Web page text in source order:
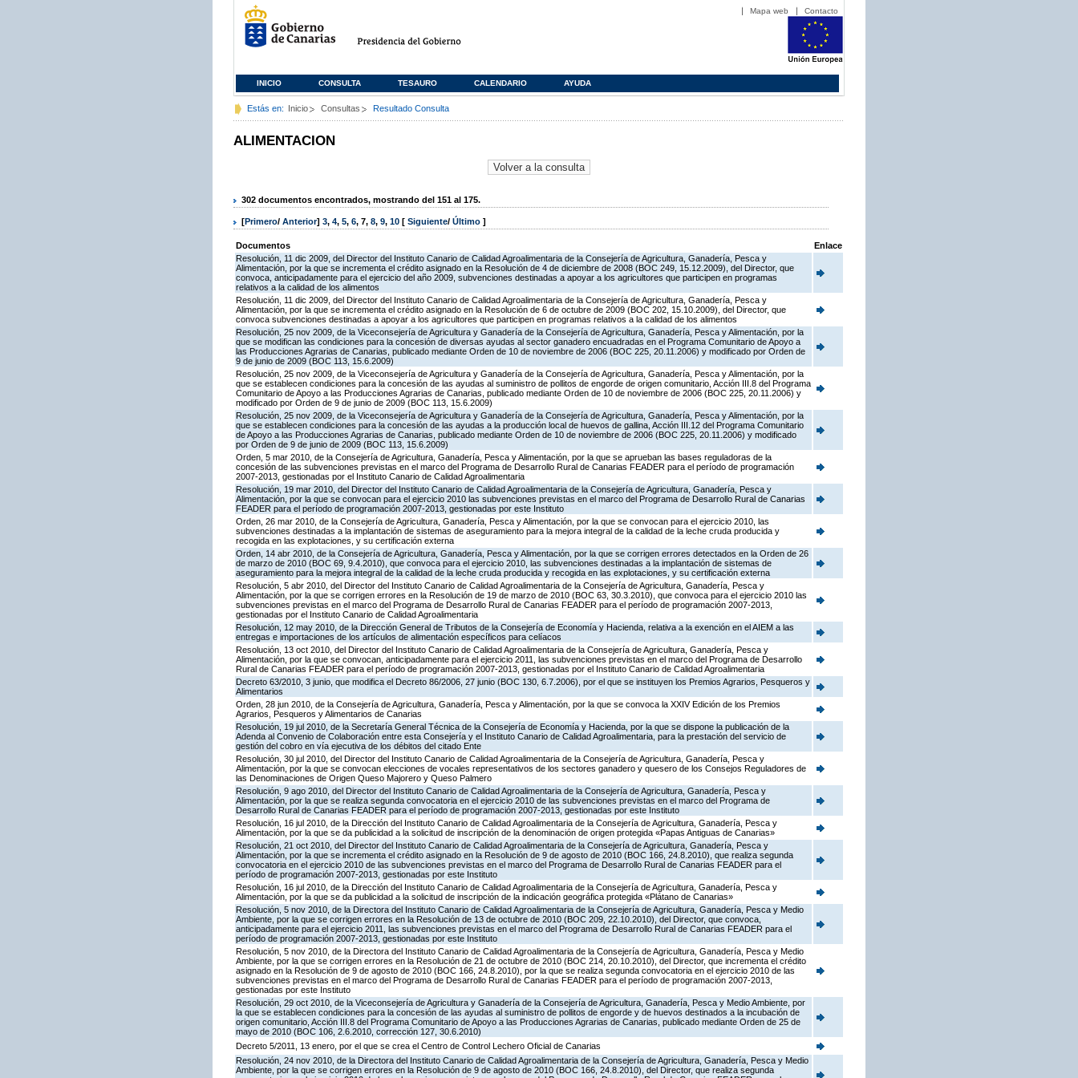
Mapa web Contacto
INICIO CONSULTA TESAURO CALENDARIO AYUDA
Estás en: Inicio Consultas Resultado Consulta
ALIMENTACION
302 documentos encontrados, mostrando del 151 al 175.
[Primero/ Anterior] 3, 4, 5, 6, 7, 8, 9, 10 [ Siguiente/ Último ]
Documentos
Enlace
Resolución, 11 dic 2009, del Director del Instituto Canario de Calidad Agroalimentaria de la Consejería de Agricultura, Ganadería, Pesca y
Alimentación, por la que se incrementa el crédito asignado en la Resolución de 4 de diciembre de 2008 (BOC 249, 15.12.2009), del Director, que
convoca, anticipadamente para el ejercicio del año 2009, subvenciones destinadas a apoyar a los agricultores que participen en programas
relativos a la calidad de los alimentos
Resolución, 11 dic 2009, del Director del Instituto Canario de Calidad Agroalimentaria de la Consejería de Agricultura, Ganadería, Pesca y
Alimentación, por la que se incrementa el crédito asignado en la Resolución de 6 de octubre de 2009 (BOC 202, 15.10.2009), del Director, que
convoca subvenciones destinadas a apoyar a los agricultores que participen en programas relativos a la calidad de los alimentos
Resolución, 25 nov 2009, de la Viceconsejería de Agricultura y Ganadería de la Consejería de Agricultura, Ganadería, Pesca y Alimentación, por la
que se modifican las condiciones para la concesión de diversas ayudas al sector ganadero encuadradas en el Programa Comunitario de Apoyo a
las Producciones Agrarias de Canarias, publicado mediante Orden de 10 de noviembre de 2006 (BOC 225, 20.11.2006) y modificado por Orden de
9 de junio de 2009 (BOC 113, 15.6.2009)
Resolución, 25 nov 2009, de la Viceconsejería de Agricultura y Ganadería de la Consejería de Agricultura, Ganadería, Pesca y Alimentación, por la
que se establecen condiciones para la concesión de las ayudas al suministro de pollitos de engorde de origen comunitario, Acción III.8 del Programa
Comunitario de Apoyo a las Producciones Agrarias de Canarias, publicado mediante Orden de 10 de noviembre de 2006 (BOC 225, 20.11.2006) y
modificado por Orden de 9 de junio de 2009 (BOC 113, 15.6.2009)
Resolución, 25 nov 2009, de la Viceconsejería de Agricultura y Ganadería de la Consejería de Agricultura, Ganadería, Pesca y Alimentación, por la
que se establecen condiciones para la concesión de las ayudas a la producción local de huevos de gallina, Acción III.12 del Programa Comunitario
de Apoyo a las Producciones Agrarias de Canarias, publicado mediante Orden de 10 de noviembre de 2006 (BOC 225, 20.11.2006) y modificado
por Orden de 9 de junio de 2009 (BOC 113, 15.6.2009)
Orden, 5 mar 2010, de la Consejería de Agricultura, Ganadería, Pesca y Alimentación, por la que se aprueban las bases reguladoras de la
concesión de las subvenciones previstas en el marco del Programa de Desarrollo Rural de Canarias FEADER para el período de programación
2007-2013, gestionadas por el Instituto Canario de Calidad Agroalimentaria
Resolución, 19 mar 2010, del Director del Instituto Canario de Calidad Agroalimentaria de la Consejería de Agricultura, Ganadería, Pesca y
Alimentación, por la que se convocan para el ejercicio 2010 las subvenciones previstas en el marco del Programa de Desarrollo Rural de Canarias
FEADER para el período de programación 2007-2013, gestionadas por este Instituto
Orden, 26 mar 2010, de la Consejería de Agricultura, Ganadería, Pesca y Alimentación, por la que se convocan para el ejercicio 2010, las
subvenciones destinadas a la implantación de sistemas de aseguramiento para la mejora integral de la calidad de la leche cruda producida y
recogida en las explotaciones, y su certificación externa
Orden, 14 abr 2010, de la Consejería de Agricultura, Ganadería, Pesca y Alimentación, por la que se corrigen errores detectados en la Orden de 26
de marzo de 2010 (BOC 69, 9.4.2010), que convoca para el ejercicio 2010, las subvenciones destinadas a la implantación de sistemas de
aseguramiento para la mejora integral de la calidad de la leche cruda producida y recogida en las explotaciones, y su certificación externa
Resolución, 5 abr 2010, del Director del Instituto Canario de Calidad Agroalimentaria de la Consejería de Agricultura, Ganadería, Pesca y
Alimentación, por la que se corrigen errores en la Resolución de 19 de marzo de 2010 (BOC 63, 30.3.2010), que convoca para el ejercicio 2010 las
subvenciones previstas en el marco del Programa de Desarrollo Rural de Canarias FEADER para el período de programación 2007-2013,
gestionadas por el Instituto Canario de Calidad Agroalimentaria
Resolución, 12 may 2010, de la Dirección General de Tributos de la Consejería de Economía y Hacienda, relativa a la exención en el AIEM a las
entregas e importaciones de los artículos de alimentación específicos para celíacos
Resolución, 13 oct 2010, del Director del Instituto Canario de Calidad Agroalimentaria de la Consejería de Agricultura, Ganadería, Pesca y
Alimentación, por la que se convocan, anticipadamente para el ejercicio 2011, las subvenciones previstas en el marco del Programa de Desarrollo
Rural de Canarias FEADER para el período de programación 2007-2013, gestionadas por el Instituto Canario de Calidad Agroalimentaria
Decreto 63/2010, 3 junio, que modifica el Decreto 86/2006, 27 junio (BOC 130, 6.7.2006), por el que se instituyen los Premios Agrarios, Pesqueros y
Alimentarios
Orden, 28 jun 2010, de la Consejería de Agricultura, Ganadería, Pesca y Alimentación, por la que se convoca la XXIV Edición de los Premios
Agrarios, Pesqueros y Alimentarios de Canarias
Resolución, 19 jul 2010, de la Secretaría General Técnica de la Consejería de Economía y Hacienda, por la que se dispone la publicación de la
Adenda al Convenio de Colaboración entre esta Consejería y el Instituto Canario de Calidad Agroalimentaria, para la prestación del servicio de
gestión del cobro en vía ejecutiva de los débitos del citado Ente
Resolución, 30 jul 2010, del Director del Instituto Canario de Calidad Agroalimentaria de la Consejería de Agricultura, Ganadería, Pesca y
Alimentación, por la que se convocan elecciones de vocales representativos de los sectores ganadero y quesero de los Consejos Reguladores de
las Denominaciones de Origen Queso Majorero y Queso Palmero
Resolución, 9 ago 2010, del Director del Instituto Canario de Calidad Agroalimentaria de la Consejería de Agricultura, Ganadería, Pesca y
Alimentación, por la que se realiza segunda convocatoria en el ejercicio 2010 de las subvenciones previstas en el marco del Programa de
Desarrollo Rural de Canarias FEADER para el período de programación 2007-2013, gestionadas por este Instituto
Resolución, 16 jul 2010, de la Dirección del Instituto Canario de Calidad Agroalimentaria de la Consejería de Agricultura, Ganadería, Pesca y
Alimentación, por la que se da publicidad a la solicitud de inscripción de la denominación de origen protegida «Papas Antiguas de Canarias»
Resolución, 21 oct 2010, del Director del Instituto Canario de Calidad Agroalimentaria de la Consejería de Agricultura, Ganadería, Pesca y
Alimentación, por la que se incrementa el crédito asignado en la Resolución de 9 de agosto de 2010 (BOC 166, 24.8.2010), que realiza segunda
convocatoria en el ejercicio 2010 de las subvenciones previstas en el marco del Programa de Desarrollo Rural de Canarias FEADER para el
período de programación 2007-2013, gestionadas por este Instituto
Resolución, 16 jul 2010, de la Dirección del Instituto Canario de Calidad Agroalimentaria de la Consejería de Agricultura, Ganadería, Pesca y
Alimentación, por la que se da publicidad a la solicitud de inscripción de la indicación geográfica protegida «Plátano de Canarias»
Resolución, 5 nov 2010, de la Directora del Instituto Canario de Calidad Agroalimentaria de la Consejería de Agricultura, Ganadería, Pesca y Medio
Ambiente, por la que se corrigen errores en la Resolución de 13 de octubre de 2010 (BOC 209, 22.10.2010), del Director, que convoca,
anticipadamente para el ejercicio 2011, las subvenciones previstas en el marco del Programa de Desarrollo Rural de Canarias FEADER para el
período de programación 2007-2013, gestionadas por este Instituto
Resolución, 5 nov 2010, de la Directora del Instituto Canario de Calidad Agroalimentaria de la Consejería de Agricultura, Ganadería, Pesca y Medio
Ambiente, por la que se corrigen errores en la Resolución de 21 de octubre de 2010 (BOC 214, 20.10.2010), del Director, que incrementa el crédito
asignado en la Resolución de 9 de agosto de 2010 (BOC 166, 24.8.2010), por la que se realiza segunda convocatoria en el ejercicio 2010 de las
subvenciones previstas en el marco del Programa de Desarrollo Rural de Canarias FEADER para el período de programación 2007-2013,
gestionadas por este Instituto
Resolución, 29 oct 2010, de la Viceconsejería de Agricultura y Ganadería de la Consejería de Agricultura, Ganadería, Pesca y Medio Ambiente, por
la que se establecen condiciones para la concesión de las ayudas al suministro de pollitos de engorde y de huevos destinados a la incubación de
origen comunitario, Acción III.8 del Programa Comunitario de Apoyo a las Producciones Agrarias de Canarias, publicado mediante Orden de 25 de
mayo de 2010 (BOC 106, 2.6.2010, corrección 127, 30.6.2010)
Decreto 5/2011, 13 enero, por el que se crea el Centro de Control Lechero Oficial de Canarias
Resolución, 24 nov 2010, de la Directora del Instituto Canario de Calidad Agroalimentaria de la Consejería de Agricultura, Ganadería, Pesca y Medio
Ambiente, por la que se corrigen errores en la Resolución de 9 de agosto de 2010 (BOC 166, 24.8.2010), del Director, que realiza segunda